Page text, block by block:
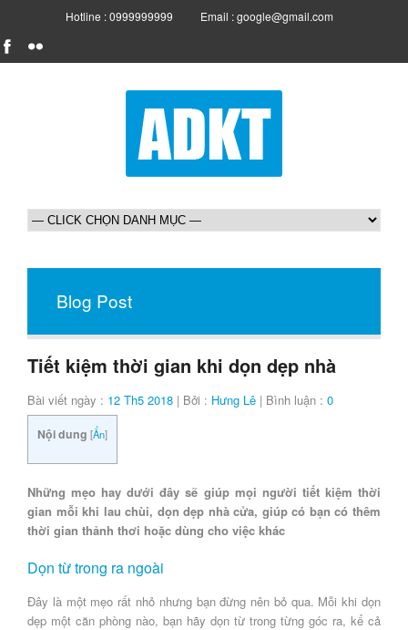
Hotline : 0999999999 Email : google@gmail.com
Blog Post
Tiết kiệm thời gian khi dọn dẹp nhà
Bài viết ngày : 12 Th5 2018 | Bởi : Hưng Lê | Bình luận : 0
Nội dung [Ẩn]
Những mẹo hay dưới đây sẽ giúp mọi người tiết kiệm thời
gian mỗi khi lau chùi, dọn dẹp nhà cửa, giúp có bạn có thêm
thời gian thảnh thơi hoặc dùng cho việc khác
Dọn từ trong ra ngoài
Đây là một mẹo rất nhỏ nhưng bạn đừng nên bỏ qua. Mỗi khi dọn
dẹp một căn phòng nào, bạn hãy dọn từ trong từng góc ra, kể cả